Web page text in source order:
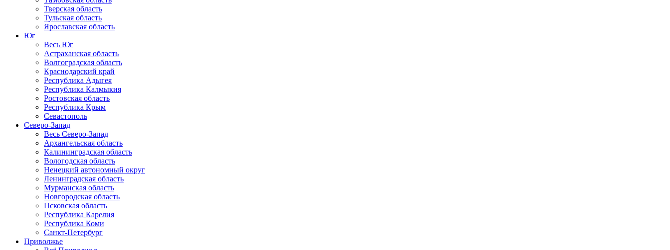
Тверская область
Тульская область
Ярославская область
Юг
Весь Юг
Астраханская область
Волгоградская область
Краснодарский край
Республика Адыгея
Республика Калмыкия
Ростовская область
Республика Крым
Севастополь
Северо-Запад
Весь Северо-Запад
Архангельская область
Калининградская область
Вологодская область
Ненецкий автономный округ
Ленинградская область
Мурманская область
Новгородская область
Псковская область
Республика Карелия
Республика Коми
Санкт-Петербург
Приволжье